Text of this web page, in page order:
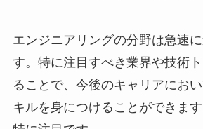
エンジニアリングの分野は急速
す。特に注目すべき業界や技術
ることで、今後のキャリアにお
キルを身につけることができま